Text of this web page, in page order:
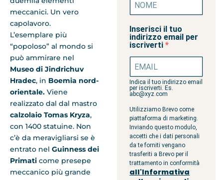
meccanici. Un vero
capolavoro.
L’esemplare più
“popoloso” al mondo si
può ammirare nel
Museo di Jindrichuv
Hradec, in Boemia nord-
orientale. Viene
realizzato dal dal mastro
calzolaio Tomas Kryza,
con 1400 statuine. Non
c’è da meravigliarsi se è
entrato nel Guinness dei
Primati come presepe
meccanico più grande
Inserisci il tuo
indirizzo email per
iscriverti
Indica il tuo indirizzo email
per iscriverti. Es.
abc@xyz.com
Utilizziamo Brevo come
piattaforma di marketing.
Inviando questo modulo,
accetti che i dati personali
da te forniti vengano
trasferiti a Brevo per il
trattamento in conformità
all'Informativa